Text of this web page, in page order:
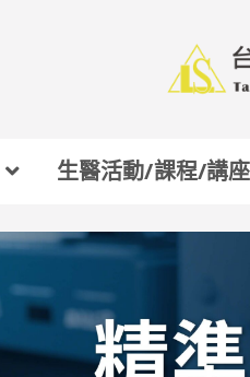
生醫活動/課程/講座